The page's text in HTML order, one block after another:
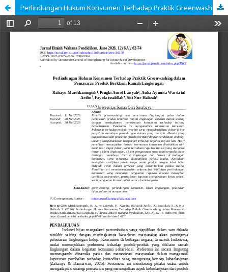
Perlindungan Hukum Konsumen Terhadap Praktik Greenwashing dalam Pemasaran Produk Berklaim Ramah Lingkungan